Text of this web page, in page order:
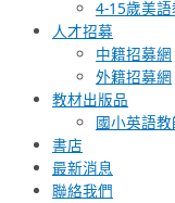
4-15歲美語
人才招募
中籍招募網
外籍招募網
教材出版品
國小英語
書店
最新消息
聯絡我們